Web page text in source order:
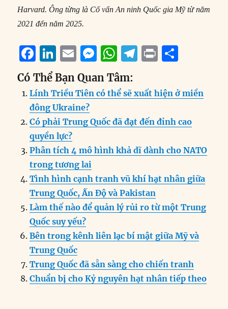
Harvard. Ông từng là Cố vấn An ninh Quốc gia Mỹ từ năm
2021 đến năm 2025.
F
a
c
e
b
o
o
k
Li
n
k
e
d
I
n
E
m
ai
l
M
e
ss
e
n
er
W
h
at
s
A
p
T
e
g
r
m
P
n
t
a
re
Có Thể Bạn Quan Tâm:
Lính Triều Tiên có thể sẽ xuất hiện ở miền
đông Ukraine?
Có phải Trung Quốc đã đạt đến đỉnh cao
quyền lực?
Phân tích 4 mô hình khả dĩ dành cho NATO
trong tương lai
Tình hình cạnh tranh vũ khí hạt nhân giữa
Trung Quốc, Ấn Độ và Pakistan
Làm thế nào để quản lý rủi ro từ một Trung
Quốc suy yếu?
Bên trong kênh liên lạc bí mật giữa Mỹ và
Trung Quốc
Trung Quốc đã sẵn sàng cho chiến tranh
Chuẩn bị cho Kỷ nguyên hạt nhân tiếp theo